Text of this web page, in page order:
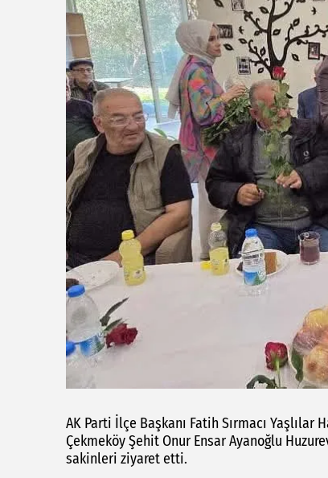
AK Parti İlçe Başkanı Fatih Sırmacı
Çekmeköy Şehit Onur Ensar Ayanoğlu
sakinleri ziyaret etti.